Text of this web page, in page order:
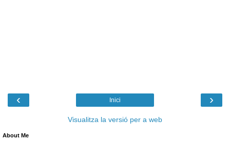
‹ ›
Inici
Visualitza la versió per a web
About Me